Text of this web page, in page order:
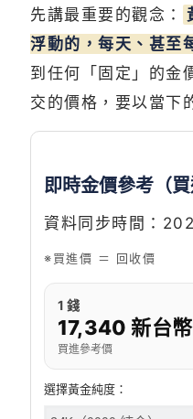
先講最重要的觀念：
浮動的，每天、甚至
到任何「固定」的金
交的價格，要以當下
即時金價參考（買
資料同步時間：
※買進價 ＝ 回收價
1 錢
17,340 新台幣
買進參考價
選擇黃金純度：